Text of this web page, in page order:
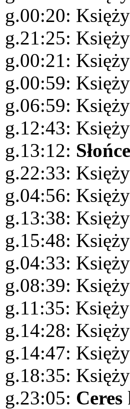
Słońce
g.04:56:
g.04:33:
g.08:39:
g.11:35:
g.14:47:
g.18:35:
Ceres